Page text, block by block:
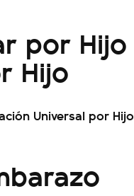
por Hijo
Hijo
Universal por Hijo